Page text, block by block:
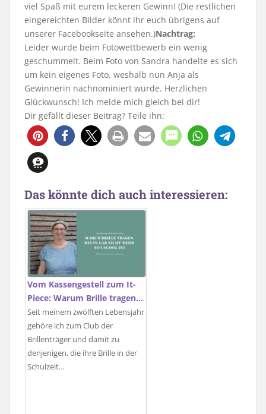
viel Spaß mit eurem leckeren Gewinn! (Die restlichen
eingereichten Bilder könnt ihr euch übrigens auf
unserer Facebookseite ansehen.)Nachtrag:
Leider wurde beim Fotowettbewerb ein wenig
geschummelt. Beim Foto von Sandra handelte es sich
um kein eigenes Foto, weshalb nun Anja als
Gewinnerin nachnominiert wurde. Herzlichen
Glückwunsch! Ich melde mich gleich bei dir!
Dir gefällt dieser Beitrag? Teile ihn:
Das könnte dich auch interessieren:
Vom Kassengestell zum It-
Piece: Warum Brille tragen…
Seit meinem zwölften Lebensjahr
gehöre ich zum Club der
Brillenträger und damit zu
denjenigen, die ihre Brille in der
Schulzeit…